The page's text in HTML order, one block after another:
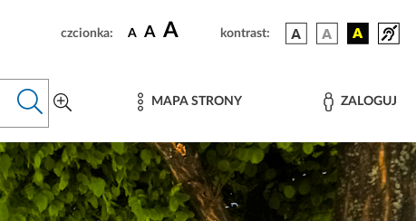
czcionka: A A A kontrast:
MAPA STRONY ZALOGUJ